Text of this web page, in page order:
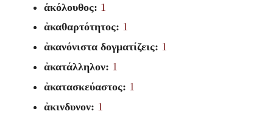
ἀκόλουθος: 1
ἀκαθαρτότητος: 1
ἀκανόνιστα δογματίζεις: 1
ἀκατάλληλον: 1
ἀκατασκεύαστος: 1
ἀκινδυνον: 1